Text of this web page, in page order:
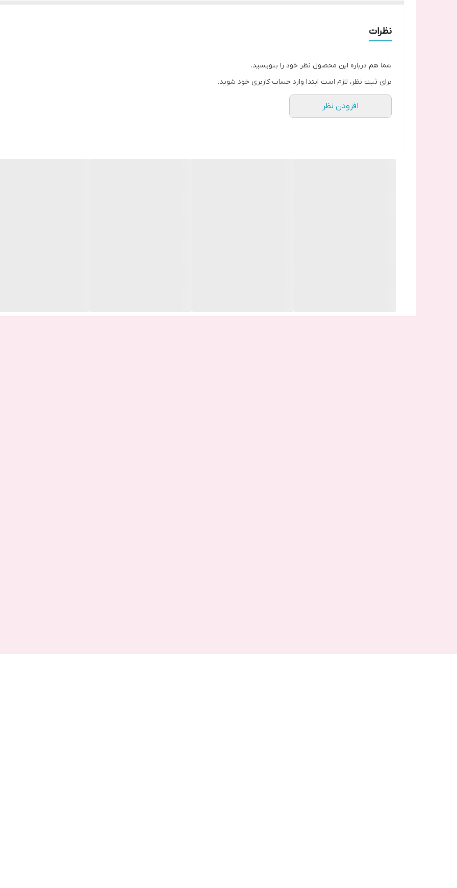
در واقع، برد شارژ با مدیریت بهینهٔ شارژ باتری، از عمر آن بیشتر می‌کند. برای مثال، هنگامی که باتری به حداکثر شارژ خود برسد،
برد شارژ شارژ کردن آن را متوقف می‌کند تا باتری دچار خرابی نشود. همچنین،
نظرات
شما هم درباره این محصول نظر خود را بنویسید.
برای ثبت نظر، لازم است ابتدا وارد حساب کاربری خود شوید.
افزودن نظر